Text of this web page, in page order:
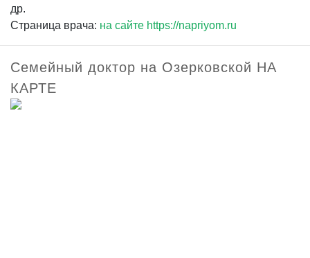
др.
Страница врача: на сайте https://napriyom.ru
Семейный доктор на Озерковской НА
КАРТЕ